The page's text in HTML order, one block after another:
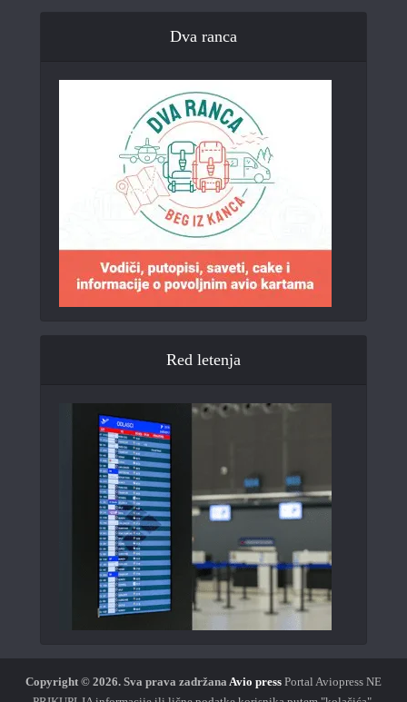
Dva ranca
Red letenja
Copyright © 2026. Sva prava zadržana Avio press Portal Aviopress NE